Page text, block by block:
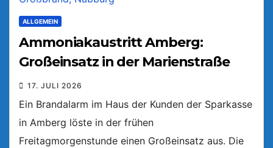
ALLGEMEIN
Ammoniakaustritt Amberg:
Großeinsatz in der Marienstraße
17. JULI 2026
Ein Brandalarm im Haus der Kunden der Sparkasse
in Amberg löste in der frühen
Freitagmorgenstunde einen Großeinsatz aus. Die